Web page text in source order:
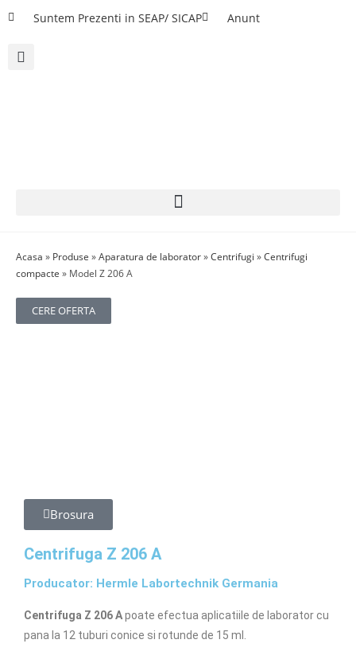
Suntem Prezenti in SEAP/ SICAP Anunt
Acasa » Produse »Aparatura de laborator»Centrifugi »Centrifugi
compacte » Model Z 206 A
CERE OFERTA
Brosura
Centrifuga Z 206 A
Producator: Hermle Labortechnik Germania
Centrifuga Z 206 Apoate efectua aplicatiile de laborator cu
pana la 12 tuburi conice si rotunde de 15 ml.